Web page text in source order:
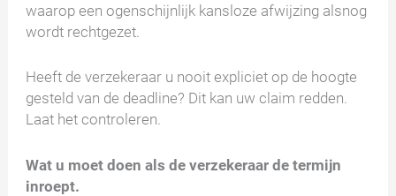
waarop een ogenschijnlijk kansloze afwijzing alsnog
wordt rechtgezet.
Heeft de verzekeraar u nooit expliciet op de hoogte
gesteld van de deadline? Dit kan uw claim redden.
Laat het controleren.
Wat u moet doen als de verzekeraar de termijn
inroept.